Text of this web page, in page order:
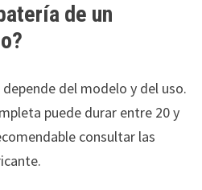
de un
del modelo y del uso.
puede durar entre 20 y
consultar las